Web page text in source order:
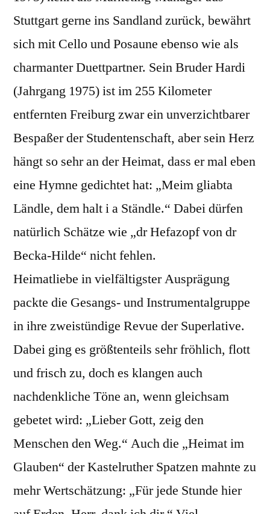
Stuttgart gerne ins Sandland zurück, bewährt
sich mit Cello und Posaune ebenso wie als
charmanter Duettpartner. Sein Bruder Hardi
(Jahrgang 1975) ist im 255 Kilometer
entfernten Freiburg zwar ein unverzichtbarer
Bespaßer der Studentenschaft, aber sein Herz
hängt so sehr an der Heimat, dass er mal eben
eine Hymne gedichtet hat: „Meim gliabta
Ländle, dem halt i a Ständle.“ Dabei dürfen
natürlich Schätze wie „dr Hefazopf von dr
Becka-Hilde“ nicht fehlen.
Heimatliebe in vielfältigster Ausprägung
packte die Gesangs- und Instrumentalgruppe
in ihre zweistündige Revue der Superlative.
Dabei ging es größtenteils sehr fröhlich, flott
und frisch zu, doch es klangen auch
nachdenkliche Töne an, wenn gleichsam
gebetet wird: „Lieber Gott, zeig den
Menschen den Weg.“ Auch die „Heimat im
Glauben“ der Kastelruther Spatzen mahnte zu
mehr Wertschätzung: „Für jede Stunde hier